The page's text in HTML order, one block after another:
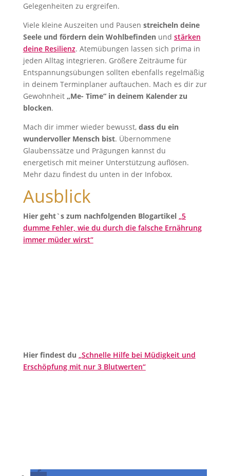
Gelegenheiten zu ergreifen.
Viele kleine Auszeiten und Pausen streicheln deine
Seele und fördern dein Wohlbefindenund stärken
deine Resilienz. Atemübungen lassen sich prima in
jeden Alltag integrieren. Größere Zeiträume für
Entspannungsübungen sollten ebenfalls regelmäßig
in deinem Terminplaner auftauchen. Mach es dir zur
Gewohnheit „Me- Time“ in deinem Kalender zu
blocken.
Mach dir immer wieder bewusst, dass du ein
wundervoller Mensch bist. Übernommene
Glaubenssätze und Prägungen kannst du
energetisch mit meiner Unterstützung auflösen.
Mehr dazu findest du unten in der Infobox.
Ausblick
Hier geht`s zum nachfolgenden Blogartikel „5
dumme Fehler, wie du durch die falsche Ernährung
immer müder wirst“
Hier findest du „Schnelle Hilfe bei Müdigkeit und
Erschöpfung mit nur 3 Blutwerten“